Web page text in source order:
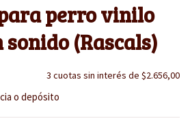
perro vinilo
(Rascals)
3 cuotas sin interés de $2.656,00
o depósito